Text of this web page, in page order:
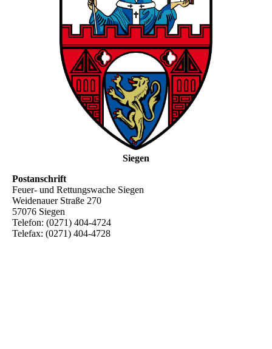
Siegen
Postanschrift
Feuer- und Rettungswache Siegen
Weidenauer Straße 270
57076 Siegen
Telefon: (0271) 404-4724
Telefax: (0271) 404-4728